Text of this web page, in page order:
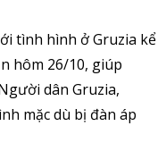
tình hình ở Gruzia kể
hôm 26/10, giúp
dân Gruzia,
mặc dù bị đàn áp